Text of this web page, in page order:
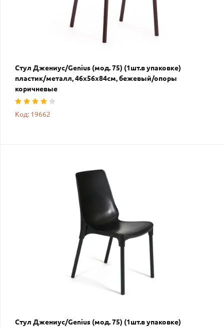
Стул Джениус/Genius (мод. 75) (1шт.в упаковке)
пластик/металл, 46x56x84cм, бежевый/опоры
коричневые
Код: 19662
Стул Джениус/Genius (мод. 75) (1шт.в упаковке)